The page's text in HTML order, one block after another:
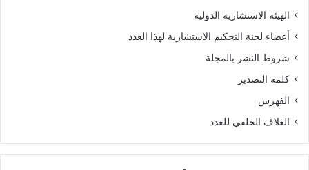
الهيئة الاستشارية الدولية
أعضاء لجنة التحكيم الاستشارية لهذا العدد
شروط النشر بالمجلة
كلمة التصدير
الفهرس
الغلاف الخلفي للعدد